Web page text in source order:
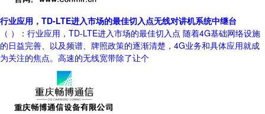
行业应用，TD-LTE进入市场的最佳切入点无线对讲机系统中继台
（ ）：行业应用，TD-LTE进入市场的最佳切入点 随着4G基础网络设施
的日益完善、以及频谱、牌照政策的逐渐清楚，4G业务和具体应用就成
为关注的焦点。高速的无线宽带除了让个